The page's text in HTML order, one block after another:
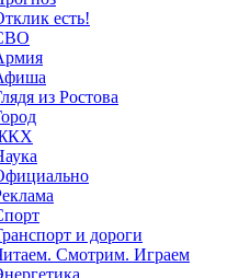
есть!
из Ростова
и дороги
Смотрим. Играем